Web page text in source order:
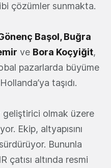
çözümler sunmakta.
Başol, Buğra
ve Bora Koçyiğit,
pazarlarda büyüme
taşıdı.
geliştirici olmak üzere
Ekip, altyapısını
Bununla
çatısı altında resmi